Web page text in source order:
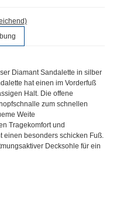
Diamant Sandalette in silber
hat einen im Vorderfuß
Halt. Die offene
zum schnellen
Weite
Tragekomfort und
einen besonders schicken Fuß.
Decksohle für ein